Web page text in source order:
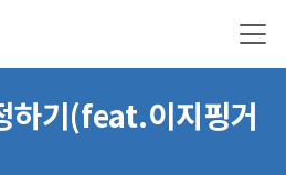
하기(feat.이지핑거